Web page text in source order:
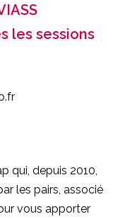
les sessions
qui, depuis 2010,
les pairs, associé
vous apporter